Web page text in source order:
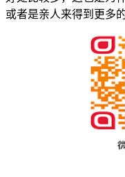
或者是亲人来得到更多